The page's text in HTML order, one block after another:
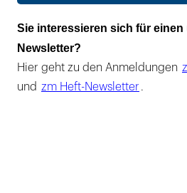
Sie interessieren sich für einen
Newsletter?
Hier geht zu den Anmeldungen
und zm Heft-Newsletter .